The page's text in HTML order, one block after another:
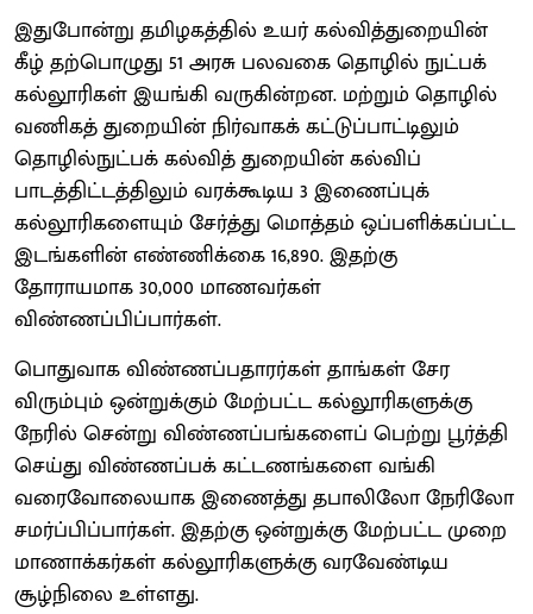
இதுபோன்று தமிழகத்தில் உயர் கல்வித்துறையின்
கீழ் தற்பொழுது 51 அரசு பலவகை தொழில் நுட்பக்
கல்லூரிகள் இயங்கி வருகின்றன. மற்றும் தொழில்
வணிகத் துறையின் நிர்வாகக் கட்டுப்பாட்டிலும்
தொழில்நுட்பக் கல்வித் துறையின் கல்விப்
பாடத்திட்டத்திலும் வரக்கூடிய 3 இணைப்புக்
கல்லூரிகளையும் சேர்த்து மொத்தம் ஒப்பளிக்கப்பட்ட
இடங்களின் எண்ணிக்கை 16,890. இதற்கு
தோராயமாக 30,000 மாணவர்கள்
விண்ணப்பிப்பார்கள்.
பொதுவாக விண்ணப்பதாரர்கள் தாங்கள் சேர
விரும்பும் ஒன்றுக்கும் மேற்பட்ட கல்லூரிகளுக்கு
நேரில் சென்று விண்ணப்பங்களைப் பெற்று பூர்த்தி
செய்து விண்ணப்பக் கட்டணங்களை வங்கி
வரைவோலையாக இணைத்து தபாலிலோ நேரிலோ
சமர்ப்பிப்பார்கள். இதற்கு ஒன்றுக்கு மேற்பட்ட முறை
மாணாக்கர்கள் கல்லூரிகளுக்கு வரவேண்டிய
சூழ்நிலை உள்ளது.